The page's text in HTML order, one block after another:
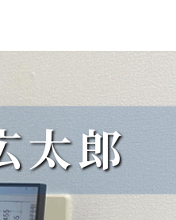
太郎